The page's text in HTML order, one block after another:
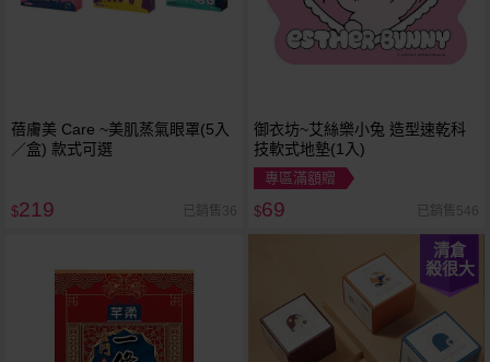
蓓膚美 Care ~美肌蒸氣眼罩(5入
／盒) 款式可選
$219 已銷售36
御衣坊~艾絲樂小兔 造型速乾科
技軟式地墊(1入)
專區滿額贈
$69 已銷售546
清倉
殺很大